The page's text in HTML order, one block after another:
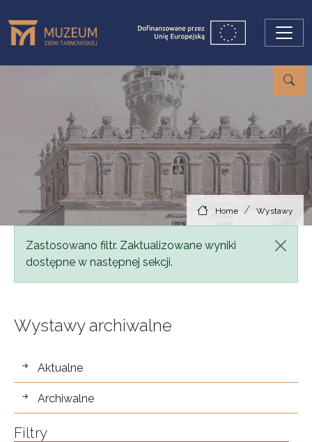
Home Wystawy
Status message
Zastosowano filtr. Zaktualizowane wyniki
dostępne w następnej sekcji.
Wystawy archiwalne
wystawy
Aktualne
Archiwalne
Filtry